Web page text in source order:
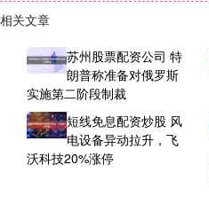
相关文章
苏州股票配资公司 特
朗普称准备对俄罗斯
实施第二阶段制裁
短线免息配资炒股 风
电设备异动拉升，飞
沃科技20%涨停